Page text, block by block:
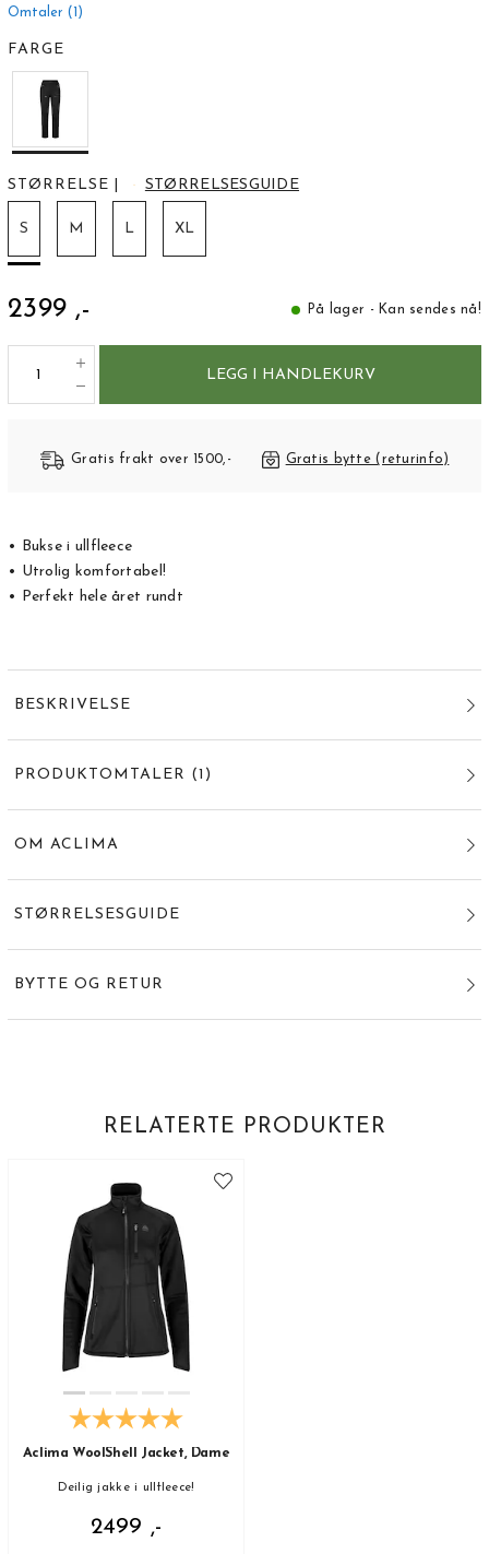
Omtaler ( )
FARGE
STØRRELSE STØRRELSESGUIDE
S M L XL
2399 ,- På lager - Kan sendes nå!
LEGG I HANDLEKURV
Gratis frakt over 1500,- Gratis bytte (returinfo)
• Bukse i ullfleece
• Utrolig komfortabel!
• Perfekt hele året rundt
BESKRIVELSE
PRODUKTOMTALER (1 )
OM ACLIMA
STØRRELSESGUIDE
BYTTE OG RETUR
RELATERTE PRODUKTER
Aclima WoolShell Jacket, Dame
Deilig jakke i ullfleece!
2499 ,-